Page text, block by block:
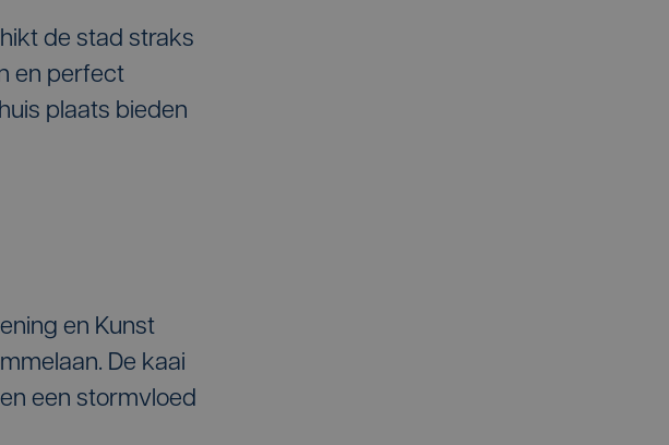
de stad straks
en perfect
plaats bieden
en Kunst
De kaai
een stormvloed